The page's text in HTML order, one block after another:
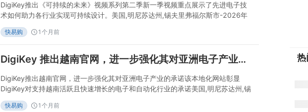
DigiKey推出《可持续的未来》视频系列第二季新一季视频重点展示了先进电子技
术如何助力各行业实现可持续设计。美国,明尼苏达州,锡夫里弗福尔斯市-2026年
06月24日DigiKey推出《可持续未来》视频系列第二季，深入探讨高效电源系统背
后的元器件及技术。全球领先的电子元器件与自动化产品分销商DigiKey，日前宣
领域，先进电
快易购 1个月前
DigiKey 推出越南官网，进一步强化其对亚洲电子产业的承诺 该本地化网站彰显 DigiKey 对支持越南活跃且快速增长的电子和自动化行业的承诺
DigiKey推出越南官网，进一步强化其对亚洲电子产业的承诺该本地化网站彰显
DigiKey对支持越南活跃且快速增长的电子和自动化行业的承诺美国,明尼苏达州,锡
夫里弗福尔斯市-2026年06月08日DigiKey的新地区网站为越南不断成长的电子及
制造市场提供支持。全球领先的电子元器件和自动化产品分销商DigiKey日前宣布
快易购 1个月前
热